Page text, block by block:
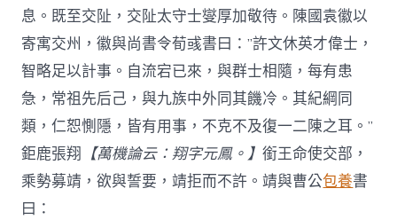
息。既至交阯，交阯太守士燮厚加敬待。陳國袁徽以
寄寓交州，徽與尚書令荀彧書曰：”許文休英才偉士，
智略足以計事。自流宕已來，與群士相隨，每有患
急，常祖先后己，與九族中外同其饑冷。其紀綱同
類，仁恕惻隱，皆有用事，不克不及復一二陳之耳。”
鉅鹿張翔 【萬機論云：翔字元鳳。】銜王命使交部，
乘勢募靖，欲與誓要，靖拒而不許。靖與曹公包養書
曰：